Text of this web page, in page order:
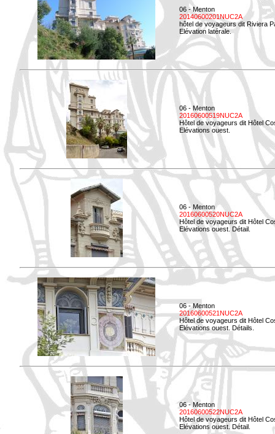
06 - Menton
20140600201NUC2A
hôtel de voyageurs dit Riviera
Elévation latérale.
06 - Menton
20160600519NUC2A
Hôtel de voyageurs dit Hôtel
Elévations ouest.
06 - Menton
20160600520NUC2A
Hôtel de voyageurs dit Hôtel
Elévations ouest. Détail.
06 - Menton
20160600521NUC2A
Hôtel de voyageurs dit Hôtel
Elévations ouest. Détails.
06 - Menton
20160600522NUC2A
Hôtel de voyageurs dit Hôtel
Elévations ouest. Détail.